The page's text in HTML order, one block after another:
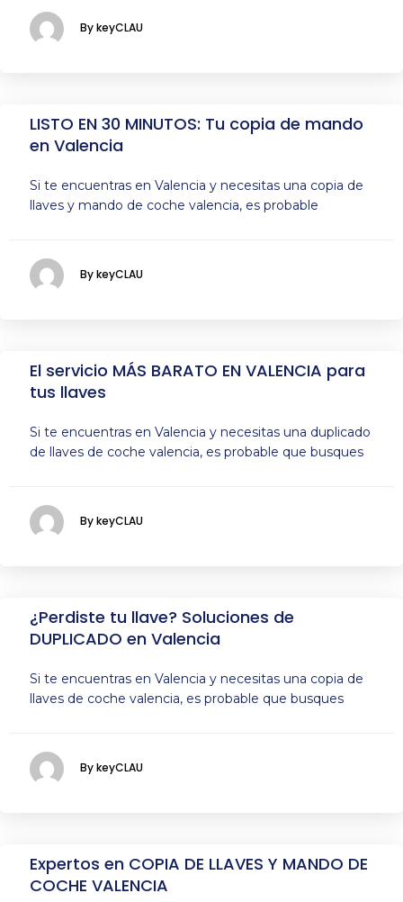
By keyCLAU
LISTO EN 30 MINUTOS: Tu copia de mando
en Valencia
Si te encuentras en Valencia y necesitas una copia de
llaves y mando de coche valencia, es probable
By keyCLAU
El servicio MÁS BARATO EN VALENCIA para
tus llaves
Si te encuentras en Valencia y necesitas una duplicado
de llaves de coche valencia, es probable que busques
By keyCLAU
¿Perdiste tu llave? Soluciones de
DUPLICADO en Valencia
Si te encuentras en Valencia y necesitas una copia de
llaves de coche valencia, es probable que busques
By keyCLAU
Expertos en COPIA DE LLAVES Y MANDO DE
COCHE VALENCIA